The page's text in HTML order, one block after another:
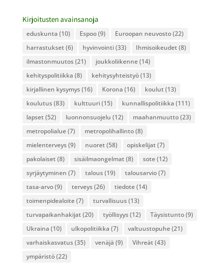
Kirjoitusten avainsanoja
eduskunta (10) Espoo(9) Euroopan neuvosto(22)
harrastukset (6) hyvinvointi(33) Ihmisoikeudet (8)
ilmastonmuutos(21) joukkoliikenne(14)
kehityspolitiikka (8) kehitysyhteistyö(13)
kirjallinen kysymys(16) Korona (16) koulut (13)
koulutus(83) kulttuuri(15) kunnallispolitiikka (111)
lapset (52) luonnonsuojelu (12) maahanmuutto(23)
metropolialue(7) metropolihallinto(8)
mielenterveys(9) nuoret (58) opiskelijat (7)
pakolaiset (8) sisäilmaongelmat (8) sote(12)
syrjäytyminen (7) talous(19) talousarvio(7)
tasa-arvo(9) terveys(26) tiedote(14)
toimenpidealoite(7) turvallisuus(13)
turvapaikanhakijat (20) työllisyys(12) Täysistunto(9)
Ukraina (10) ulkopolitiikka (7) valtuustopuhe(21)
varhaiskasvatus(35) venäjä (9) Vihreät (43)
ympäristö(22)